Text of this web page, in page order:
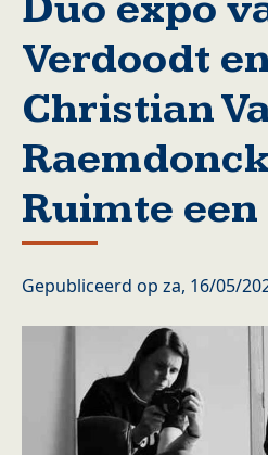
Verdoodt
Christian
Ruimte
Gepubliceerd op za, 16/05/